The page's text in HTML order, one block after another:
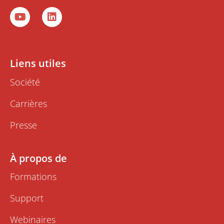
Y
o
u
b
e
L
i
n
d
i
Liens utiles
Société
Carrières
Presse
À propos de
Formations
Support
Webinaires